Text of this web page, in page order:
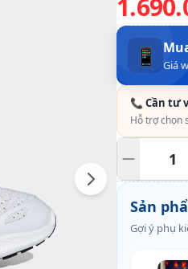
📱 Giá
📞 Cần tư
Hỗ trợ chọn
Sản
Gợi ý phụ